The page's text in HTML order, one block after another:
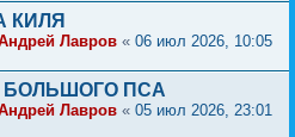
КИЛЯ
Лавров « 06 июл 2026, 10:05
БОЛЬШОГО ПСА
Лавров « 05 июл 2026, 23:01